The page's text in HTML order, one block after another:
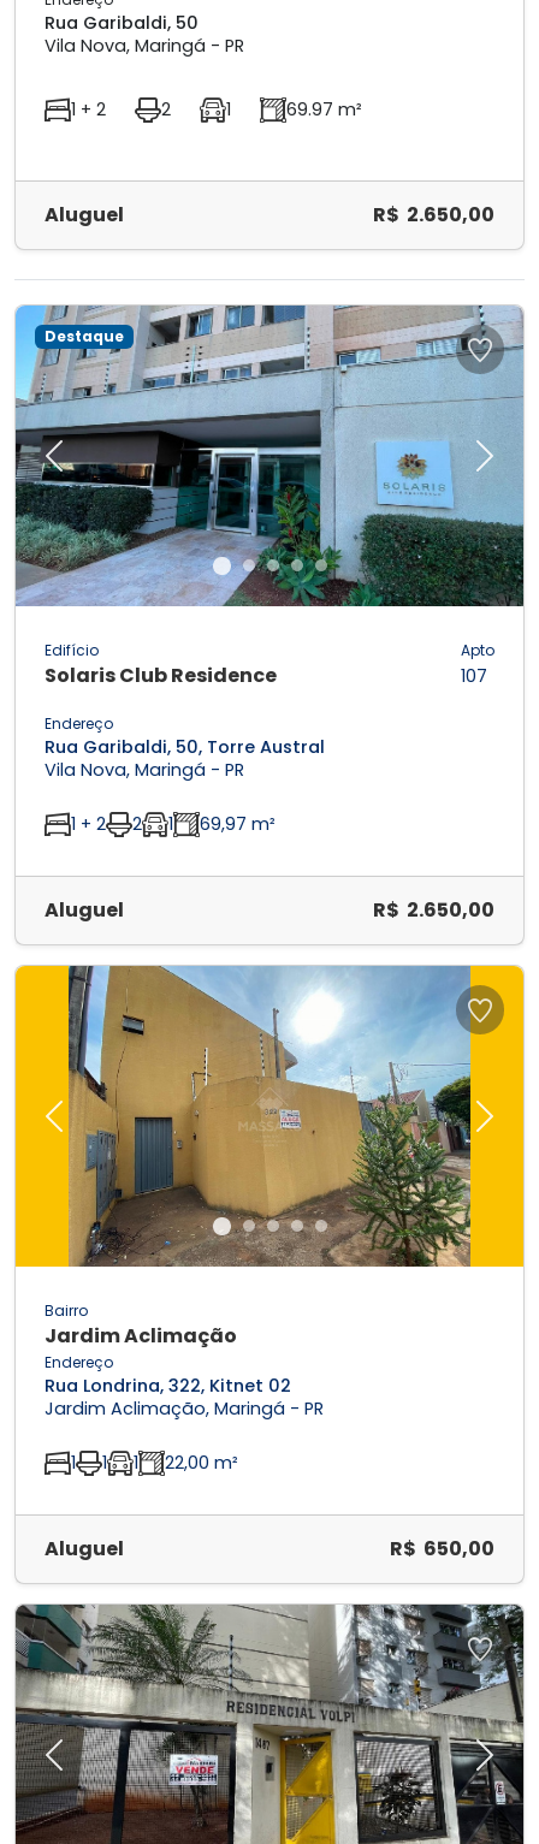
Rua Garibaldi, 50
Vila Nova, Maringá - PR
1 + 2 2 1 69.97 m²
Aluguel R$ 2.650,00
Previous Next
Destaque
Edifício
Solaris Club Residence
Apto
107
Endereço
Rua Garibaldi, 50, Torre Austral
Vila Nova, Maringá - PR
1 + 2 2 1 69,97 m²
Aluguel R$ 2.650,00
Previous Next
Bairro
Jardim Aclimação
Endereço
Rua Londrina, 322, Kitnet 02
Jardim Aclimação, Maringá - PR
1 1 1 22,00 m²
Aluguel R$ 650,00
Previous Next